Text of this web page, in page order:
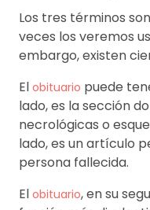
Los tres términos
veces los veremos
embargo, existen
El obituario puede
lado, es la sección
necrológicas o
lado, es un artículo
persona fallecida.
El obituario, en su